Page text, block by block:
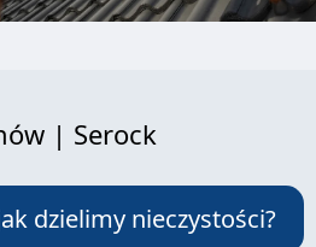
| Serock
dzielimy nieczystości?